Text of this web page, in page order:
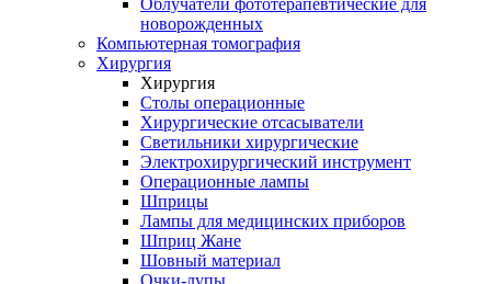
Облучатели фототерапевтические для
новорожденных
Компьютерная томография
Хирургия
Хирургия
Столы операционные
Хирургические отсасыватели
Светильники хирургические
Электрохирургический инструмент
Операционные лампы
Шприцы
Лампы для медицинских приборов
Шприц Жане
Шовный материал
Очки-лупы